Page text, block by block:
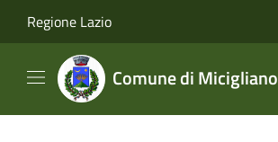
Regione Lazio
Comune di Micigliano